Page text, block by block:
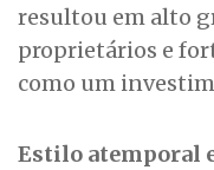
resultou em alto
proprietários e
como um
Estilo atemporal